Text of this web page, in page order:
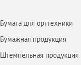
Бумага для оргтехники
Бумажная продукция
Штемпельная продукция